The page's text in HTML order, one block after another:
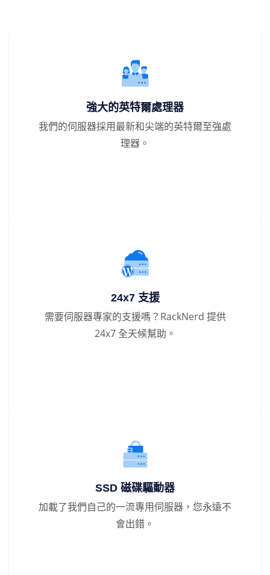
強大的英特爾處理器
我們的伺服器採用最新和尖端的英特爾至強處
理器。
24x7 支援
需要伺服器專家的支援嗎？RackNerd 提供
24x7 全天候幫助。
SSD 磁碟驅動器
加載了我們自己的一流專用伺服器，您永遠不
會出錯。